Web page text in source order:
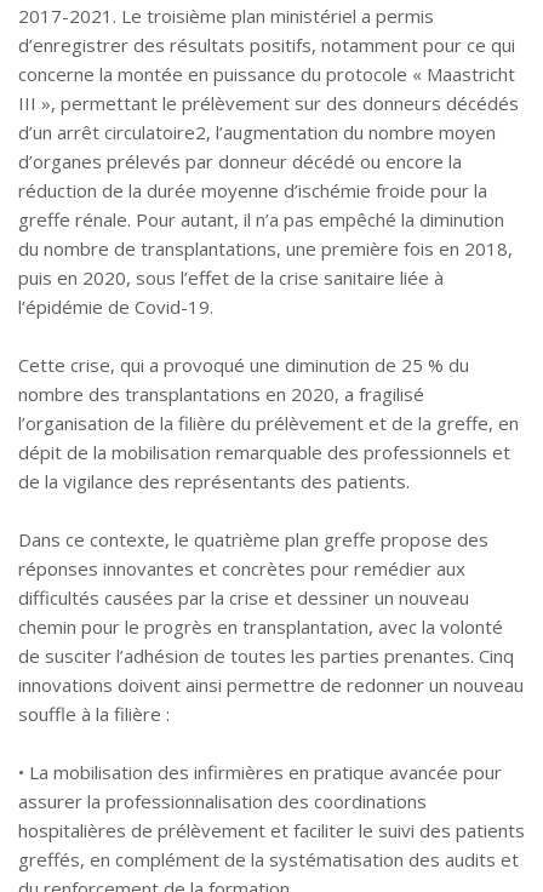
2017-2021. Le troisième plan ministériel a permis
d’enregistrer des résultats positifs, notamment pour ce qui
concerne la montée en puissance du protocole « Maastricht
III », permettant le prélèvement sur des donneurs décédés
d’un arrêt circulatoire2, l’augmentation du nombre moyen
d’organes prélevés par donneur décédé ou encore la
réduction de la durée moyenne d’ischémie froide pour la
greffe rénale. Pour autant, il n’a pas empêché la diminution
du nombre de transplantations, une première fois en 2018,
puis en 2020, sous l’effet de la crise sanitaire liée à
l’épidémie de Covid-19.
Cette crise, qui a provoqué une diminution de 25 % du
nombre des transplantations en 2020, a fragilisé
l’organisation de la filière du prélèvement et de la greffe, en
dépit de la mobilisation remarquable des professionnels et
de la vigilance des représentants des patients.
Dans ce contexte, le quatrième plan greffe propose des
réponses innovantes et concrètes pour remédier aux
difficultés causées par la crise et dessiner un nouveau
chemin pour le progrès en transplantation, avec la volonté
de susciter l’adhésion de toutes les parties prenantes. Cinq
innovations doivent ainsi permettre de redonner un nouveau
souffle à la filière :
• La mobilisation des infirmières en pratique avancée pour
assurer la professionnalisation des coordinations
hospitalières de prélèvement et faciliter le suivi des patients
greffés, en complément de la systématisation des audits et